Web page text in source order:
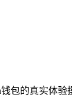
包的真实体